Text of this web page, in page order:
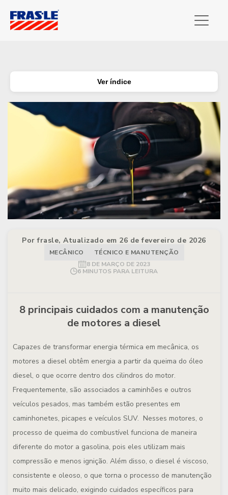
Ver índice
Por frasle, Atualizado em 26 de fevereiro de 2026
MECÂNICO
TÉCNICO E MANUTENÇÃO
8 DE MARÇO DE 2023
6 MINUTOS PARA LEITURA
8 principais cuidados com a manutenção
de motores a diesel
Capazes de transformar energia térmica em mecânica, os
motores a diesel obtêm energia a partir da queima do óleo
diesel, o que ocorre dentro dos cilindros do motor.
Frequentemente, são associados a caminhões e outros
veículos pesados, mas também estão presentes em
caminhonetes, picapes e veículos SUV. Nesses motores, o
processo de queima do combustível funciona de maneira
diferente do motor a gasolina, pois eles utilizam mais
compressão e menos ignição. Além disso, o diesel é viscoso,
consistente e oleoso, o que torna o processo de manutenção
muito mais delicado, exigindo cuidados específicos para